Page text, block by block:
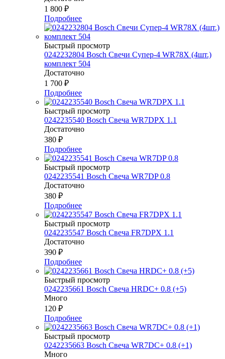
1 800 ₽
Подробнее
Быстрый просмотр
0242232804 Bosch Свечи Супер-4 WR78Х (4шт.)
комплект 504
Достаточно
1 700 ₽
Подробнее
Быстрый просмотр
0242235540 Bosch Свеча WR7DPX 1.1
Достаточно
380 ₽
Подробнее
Быстрый просмотр
0242235541 Bosch Свеча WR7DP 0.8
Достаточно
380 ₽
Подробнее
Быстрый просмотр
0242235547 Bosch Свеча FR7DPX 1.1
Достаточно
390 ₽
Подробнее
Быстрый просмотр
0242235661 Bosch Свеча HRDC+ 0.8 (+5)
Много
120 ₽
Подробнее
Быстрый просмотр
0242235663 Bosch Свеча WR7DC+ 0.8 (+1)
Много